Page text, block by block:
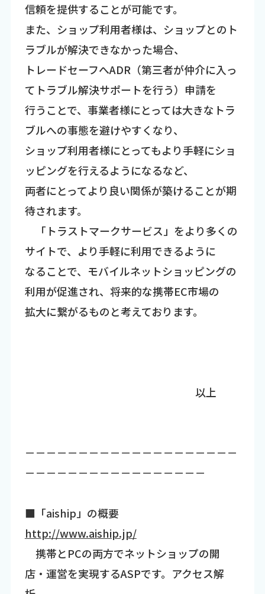
信頼を提供することが可能です。
また、ショップ利用者様は、ショップとのト
ラブルが解決できなかった場合、
トレードセーフへADR（第三者が仲介に入っ
てトラブル解決サポートを行う）申請を
行うことで、事業者様にとっては大きなトラ
ブルへの事態を避けやすくなり、
ショップ利用者様にとってもより手軽にショ
ッピングを行えるようになるなど、
両者にとってより良い関係が築けることが期
待されます。
「トラストマークサービス」をより多くの
サイトで、より手軽に利用できるように
なることで、モバイルネットショッピングの
利用が促進され、将来的な携帯EC市場の
拡大に繋がるものと考えております。
以上
－－－－－－－－－－－－－－－－－－－－
－－－－－－－－－－－－－－－－－
■「aiship」の概要
http://www.aiship.jp/
携帯とPCの両方でネットショップの開
店・運営を実現するASPです。アクセス解